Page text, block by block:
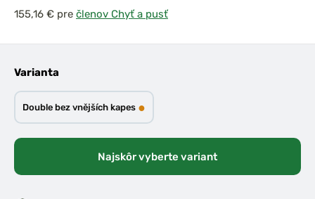
pre členov Chyť a pusť
Varianta
Double bez vnějších kapes ●
Najskôr vyberte variant